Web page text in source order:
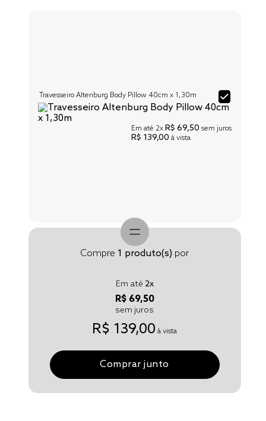
Travesseiro Altenburg Body Pillow 40cm x 1,30m
Em até 2x R$ 69,50 sem juros
R$ 139,00 à vista
Compre 1 produto(s) por
Em até 2x
R$ 69,50
sem juros
R$ 139,00 à vista
Comprar junto